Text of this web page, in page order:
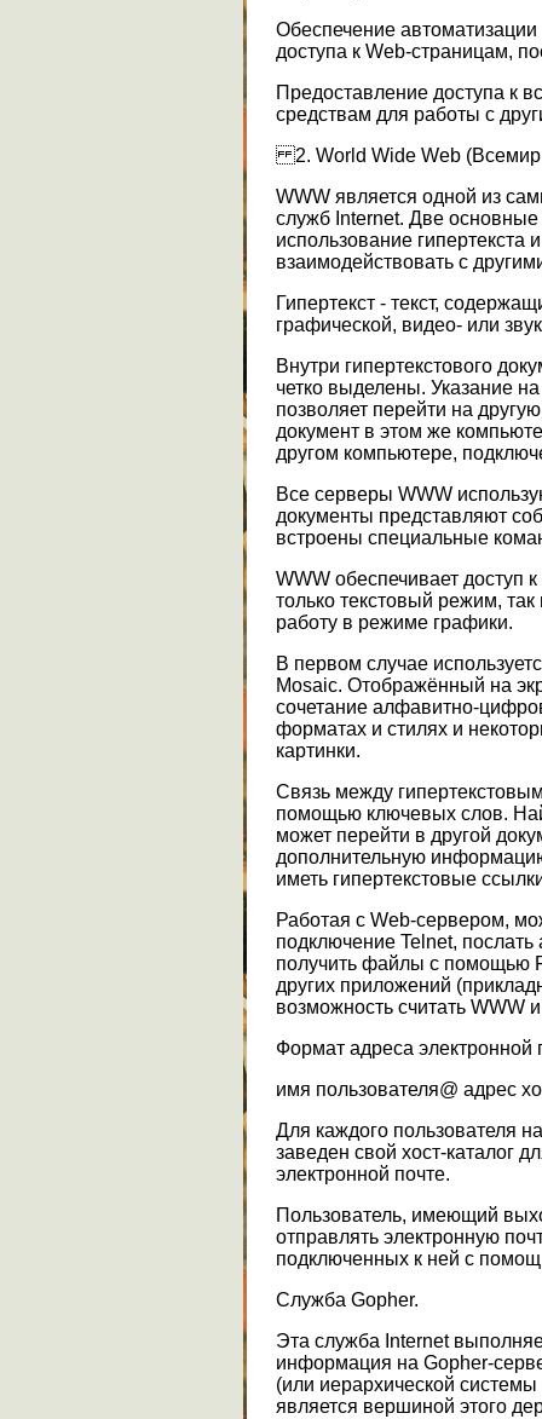
Обеспечение
доступа к Web-страницам,
Предоставление доступа к
средствам для работы с
2. World Wide Web
WWW является одной из
служб Internet. Две
использование гипертекста
взаимодействовать с
Гипертекст - текст,
графической, видео- или
Внутри гипертекстового
четко выделены. Указание
позволяет перейти на
документ в этом же
другом компьютере,
Все серверы WWW
документы представляют
встроены специальные
WWW обеспечивает доступ
только текстовый режим,
работу в режиме графики.
В первом случае
Mosaic. Отображённый на
сочетание алфавитно-
форматах и стилях и
картинки.
Связь между
помощью ключевых слов.
может перейти в другой
дополнительную
иметь гипертекстовые
Работая с Web-сервером,
подключение Telnet, послать
получить файлы с помощью
других приложений
возможность считать WWW
Формат адреса
имя пользователя@ адрес
Для каждого пользователя
заведен свой хост-каталог
электронной почте.
Пользователь, имеющий
отправлять электронную
подключенных к ней с
Служба Gopher.
Эта служба Internet
информация на Gopher-
(или иерархической
является вершиной этого